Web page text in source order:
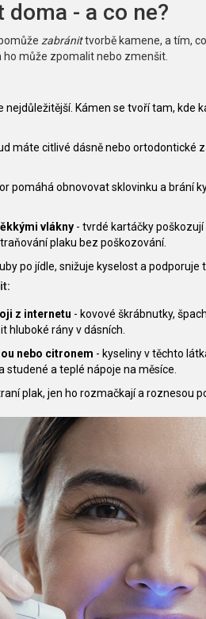
doma - a co ne?
zabránittvorbě kamene, a tím,
může zpomalit nebo zmenšit.
nejdůležitější. Kámen se tvoří tam, kde
máte citlivé dásně nebo ortodontické
pomáhá obnovovat sklovinku a brání
vlákny - tvrdé kartáčky
plaku bez poškozování.
po jídle, snižuje kyselost a podporuje
z internetu - kovové škrábnutky,
hluboké rány v dásních.
nebo citronem - kyseliny v těchto
a teplé nápoje na měsíce.
plak, jen ho rozmačkají a roznesou